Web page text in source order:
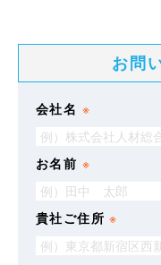
お問
会社名 ※
お名前 ※
貴社ご住所 ※